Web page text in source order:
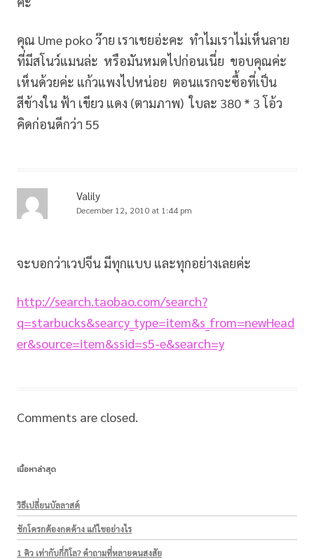
คุณ Ume poko ว๊าย เราเชยอ่ะคะ ทำไมเราไม่เห็นลาย
ที่มีสโนว์แมนล่ะ หรือมันหมดไปก่อนเนี่ย ขอบคุณค่ะ
เห็นด้วยค่ะ แก้วแพงไปหน่อย ตอนแรกจะซื้อที่เป็น
สีข้างใน ฟ้า เขียว แดง (ตามภาพ) ใบละ 380 * 3 โอ้ว
คิดก่อนดีกว่า 55
Valily
December 12, 2010 at 1:44 pm
จะบอกว่าเวปจีน มีทุกแบบ และทุกอย่างเลยค่ะ
http://search.taobao.com/search?
q=starbucks&searcy_type=item&s_from=newHead
er&source=item&ssid=s5-e&search=y
Comments are closed.
เนื้อหาล่าสุด
วิธีเปลี่ยนบัลลาสต์
ชักโครกต้องกดค้าง แก้ไขอย่างไร
1 คิว เท่ากับกี่กิโล? คำถามที่หลายคนสงสัย